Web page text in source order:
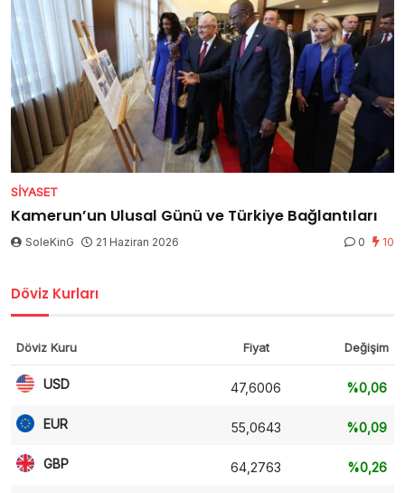
SIYASET
Kamerun’un Ulusal Günü ve Türkiye Bağlantıları
SoleKinG 21 Haziran 2026 0 10
Döviz Kurları
Döviz Kuru Fiyat Değişim
USD 47,6006 %0,06
EUR 55,0643 %0,09
GBP 64,2763 %0,26